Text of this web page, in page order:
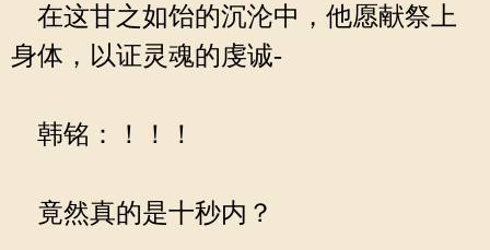
在这甘之如饴的沉沦中，他愿献祭上
身体，以证灵魂的虔诚-
韩铭：！！！
竟然真的是十秒内？